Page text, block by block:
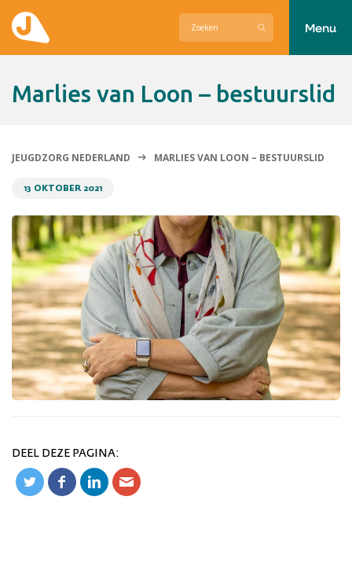
Contact
Menu
Marlies van Loon – bestuurslid
JEUGDZORG NEDERLAND MARLIES VAN LOON – BESTUURSLID
13 OKTOBER 2021
DEEL DEZE PAGINA: